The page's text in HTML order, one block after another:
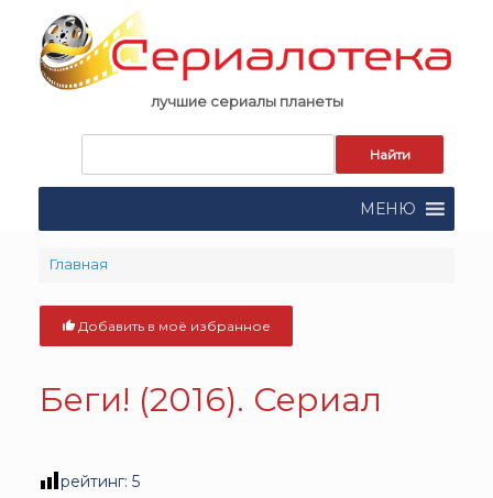
content
лучшие сериалы планеты
поиска:
МЕНЮ
Главная
Добавить в моё избранное
Беги! (2016). Сериал
рейтинг: 5